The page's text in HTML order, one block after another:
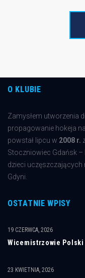
O KLUBIE
Zamysłem utworzenia
propagowanie hokeja
powstał lipcu w 2008 r.
Stoczniowiec Gdańsk –
dzieci uczęszczających
Gdyni.
OSTATNIE WPISY
Wicemistrzowie Polski
19 CZERWCA, 2026
23 KWIETNIA, 2026